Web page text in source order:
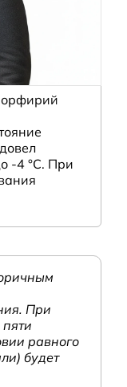
-4 °C. При
При
равного
будет